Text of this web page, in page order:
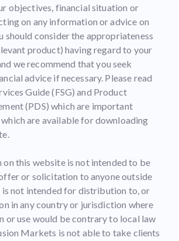
objectives, financial situation or
on any information or advice on
should consider the appropriateness
product) having regard to your
we recommend that you seek
advice if necessary. Please read
Guide (FSG) and Product
(PDS) which are important
are available for downloading
this website is not intended to be
or solicitation to anyone outside
is not intended for distribution to, or
in any country or jurisdiction where
or use would be contrary to local law
Markets is not able to take clients